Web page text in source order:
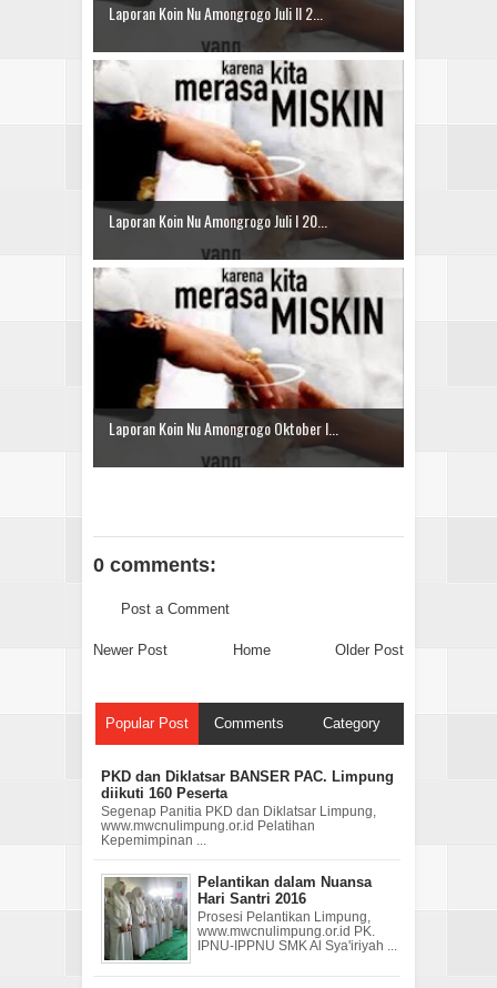
Laporan Koin Nu Amongrogo Juli II 2...
Laporan Koin Nu Amongrogo Juli I 20...
Laporan Koin Nu Amongrogo Oktober I...
0 comments:
Post a Comment
Newer Post Older Post
Home
Popular Post Comments Category
PKD dan Diklatsar BANSER PAC. Limpung
diikuti 160 Peserta
Segenap Panitia PKD dan Diklatsar Limpung,
www.mwcnulimpung.or.id Pelatihan
Kepemimpinan ...
Pelantikan dalam Nuansa
Hari Santri 2016
Prosesi Pelantikan Limpung,
www.mwcnulimpung.or.id PK.
IPNU-IPPNU SMK Al Sya'iriyah ...